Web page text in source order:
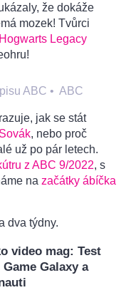
že dokáže
mozek! Tvůrci
Legacy
ABC • ABC
jak se stát
, nebo proč
už po pár letech.
z ABC 9/2022, s
na začátky ábíčka
dva týdny.
video mag: Test
Game Galaxy a